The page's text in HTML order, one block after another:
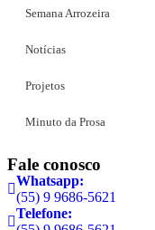
Semana Arrozeira
Notícias
Projetos
Minuto da Prosa
Fale conosco
Whatsapp:
(55) 9 9686-5621
Telefone: